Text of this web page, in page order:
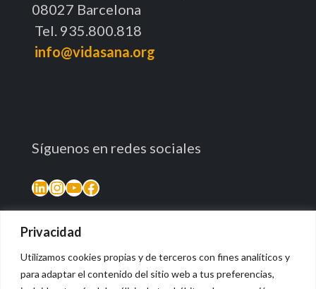
Privacidad
Utilizamos cookies propias y de terceros con fines analíticos y
para adaptar el contenido del sitio web a tus preferencias,
08027 Barcelona
Tel. 935.800.818
info@vidasana.org
Síguenos en redes sociales
LinkedIn
Instagram
YouTube
Facebook